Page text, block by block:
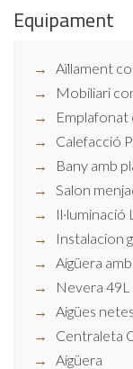
Equipament
Aïllament
Mobiliari
Calefacció
Bany amb
Salon
Il·luminació
Instalacion
Aigüera
Nevera 49L
Aigües
Centraleta
Aigüera